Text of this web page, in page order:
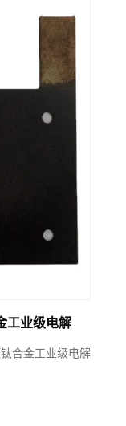
工业级电解
合金工业级电解